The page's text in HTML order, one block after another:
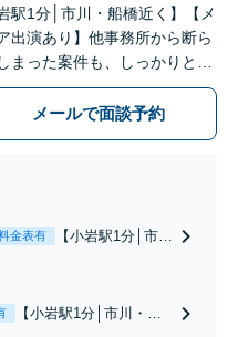
岩駅1分│市川・船橋近く】【メ
出演あり】他事務所から断ら
まった案件も、しっかりと面
法的アドバイスをいたします
実績約1000件】豊富な離婚調
判実績あり【不動産業界出
メールで面談予約
金表有
【小岩駅1分│市
回避、裁判提起前
の和解、子の認知
【小岩駅1分│市川・船